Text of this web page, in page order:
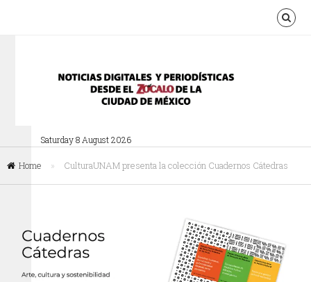
Saturday 8 August 2026
Home » CulturaUNAM presenta la colección Cuadernos Cátedras